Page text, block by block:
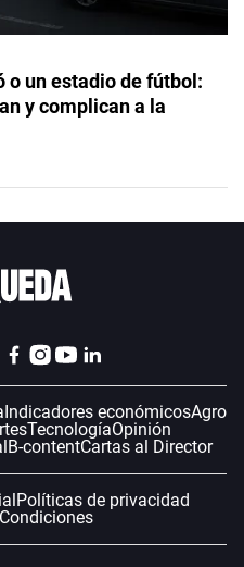
o un estadio de fútbol:
y complican a la
Indicadores económicosAgro
TecnologíaOpinión
B-contentCartas al Director
Políticas de privacidad